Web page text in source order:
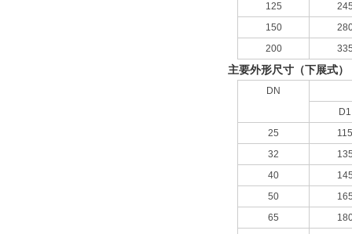
125
150
200
主要外形尺寸（下展式）
DN
D1
25
32
40
50
65